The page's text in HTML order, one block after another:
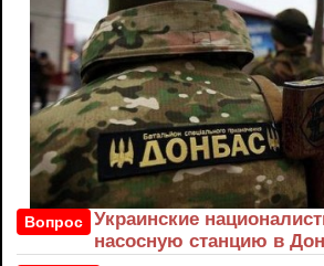
Вопрос
Украинские
насосную станцию в